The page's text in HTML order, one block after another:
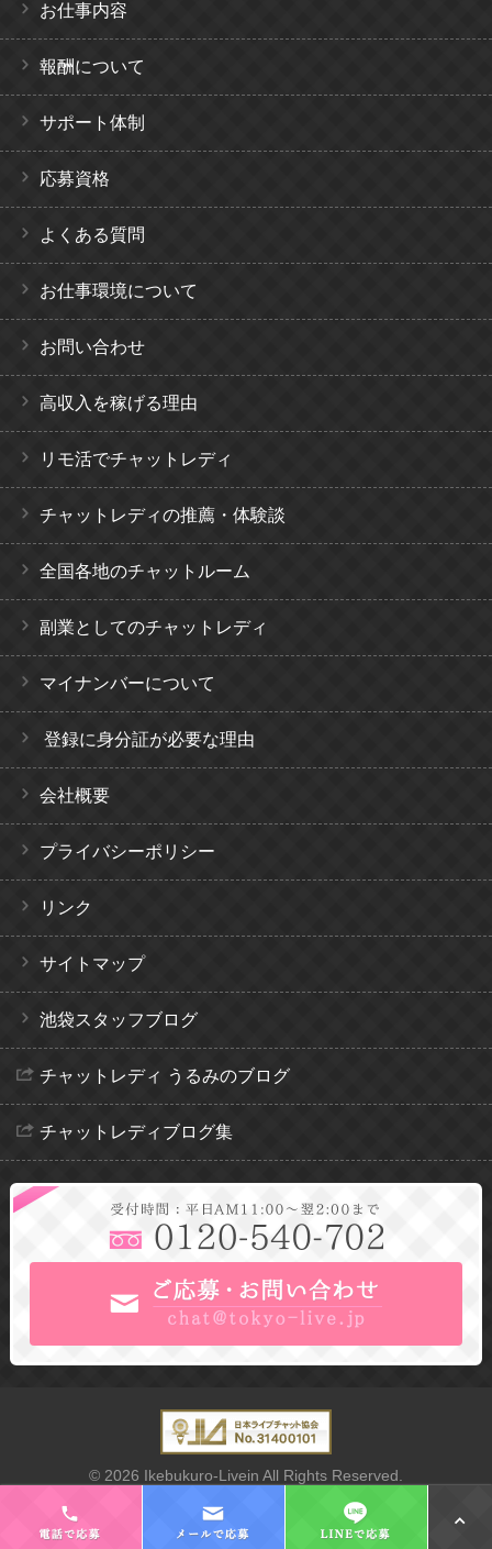
お仕事内容
報酬について
サポート体制
応募資格
よくある質問
お仕事環境について
お問い合わせ
高収入を稼げる理由
リモ活でチャットレディ
チャットレディの推薦・体験談
全国各地のチャットルーム
副業としてのチャットレディ
マイナンバーについて
登録に身分証が必要な理由
会社概要
プライバシーポリシー
リンク
サイトマップ
池袋スタッフブログ
チャットレディ うるみのブログ
チャットレディブログ集
© 2026 Ikebukuro-Livein All Rights Reserved.